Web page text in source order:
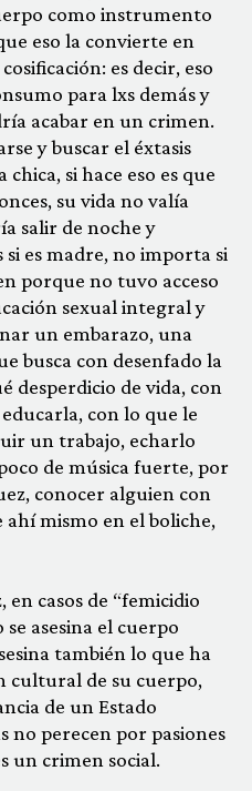
como instrumento
eso la convierte en
es decir, eso
para lxs demás y
acabar en un crimen.
y buscar el éxtasis
si hace eso es que
su vida no valía
salir de noche y
es madre, no importa si
porque no tuvo acceso
sexual integral y
un embarazo, una
busca con desenfado la
desperdicio de vida, con
con lo que le
un trabajo, echarlo
de música fuerte, por
conocer alguien con
ahí mismo en el boliche,
casos de “femicidio
se asesina el cuerpo
también lo que ha
cultural de su cuerpo,
de un Estado
no perecen por pasiones
un crimen social.